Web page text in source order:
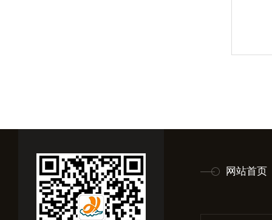
网站首页